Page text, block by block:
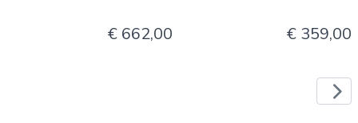
€ 662,00 € 359,00